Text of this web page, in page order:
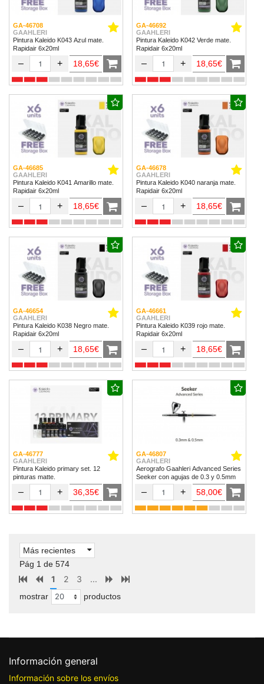
GA-46708
GAAHLERI
Pintura Kaleido K043 Azul mate.
Rapidair 6x20ml
– + 18,65€
GA-46692
GAAHLERI
Pintura Kaleido K042 Verde mate.
Rapidair 6x20ml
– + 18,65€
GA-46685
GAAHLERI
Pintura Kaleido K041 Amarillo mate.
Rapidair 6x20ml
– + 18,65€
GA-46678
GAAHLERI
Pintura Kaleido K040 naranja mate.
Rapidair 6x20ml
– + 18,65€
GA-46654
GAAHLERI
Pintura Kaleido K038 Negro mate.
Rapidair 6x20ml
– + 18,65€
GA-46661
GAAHLERI
Pintura Kaleido K039 rojo mate.
Rapidair 6x20ml
– + 18,65€
GA-46777
GAAHLERI
Pintura Kaleido primary set. 12
pinturas matte.
– + 36,35€
GA-46807
GAAHLERI
Aerografo Gaahleri Advanced Series
Seeker con agujas de 0.3 y 0.5mm
– + 58,00€
Más recientes
Pág 1 de 574
1 2 3 ...
mostrar productos
Información general
Información sobre los envíos